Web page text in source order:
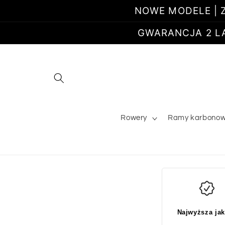
NOWE MODELE
GWARANCJA 2
Rowery Ramy
Najwyższa